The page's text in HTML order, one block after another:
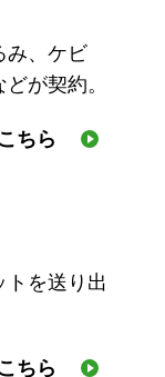
み、ケビ
が契約。
ちら
トを送り出
ちら